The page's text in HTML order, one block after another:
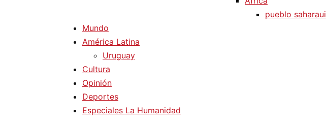
pueblo saharaui
Mundo
América Latina
Uruguay
Cultura
Opinión
Deportes
Especiales La Humanidad